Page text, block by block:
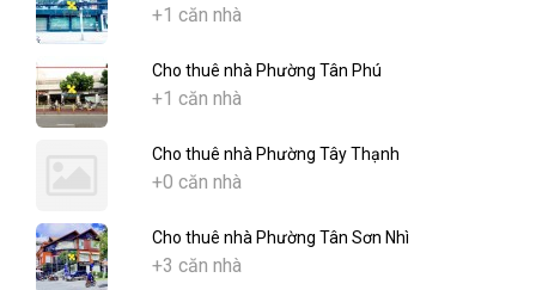
+1 căn nhà
Cho thuê nhà Phường Tân Phú
+1 căn nhà
Cho thuê nhà Phường Tây Thạnh
+0 căn nhà
Cho thuê nhà Phường Tân Sơn Nhì
+3 căn nhà